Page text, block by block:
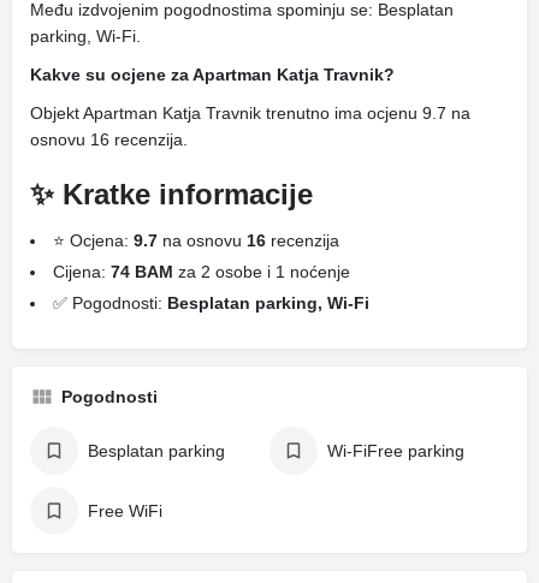
Među izdvojenim pogodnostima spominju se: Besplatan
parking, Wi-Fi.
Kakve su ocjene za Apartman Katja Travnik?
Objekt Apartman Katja Travnik trenutno ima ocjenu 9.7 na
osnovu 16 recenzija.
✨ Kratke informacije
⭐ Ocjena: 9.7 na osnovu 16 recenzija
Cijena: 74 BAM za 2 osobe i 1 noćenje
✅ Pogodnosti: Besplatan parking, Wi-Fi
Pogodnosti
Besplatan parking Wi-FiFree parking
Free WiFi